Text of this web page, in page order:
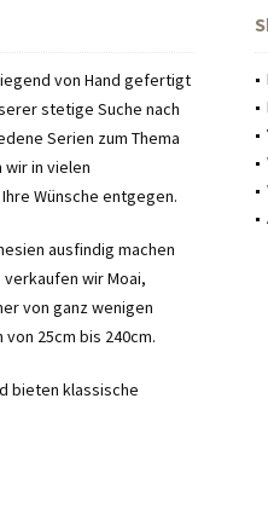
von Hand gefertigt
stetige Suche nach
Serien zum Thema
wir in vielen
Wünsche entgegen.
ausfindig machen
wir Moai,
von ganz wenigen
25cm bis 240cm.
bieten klassische